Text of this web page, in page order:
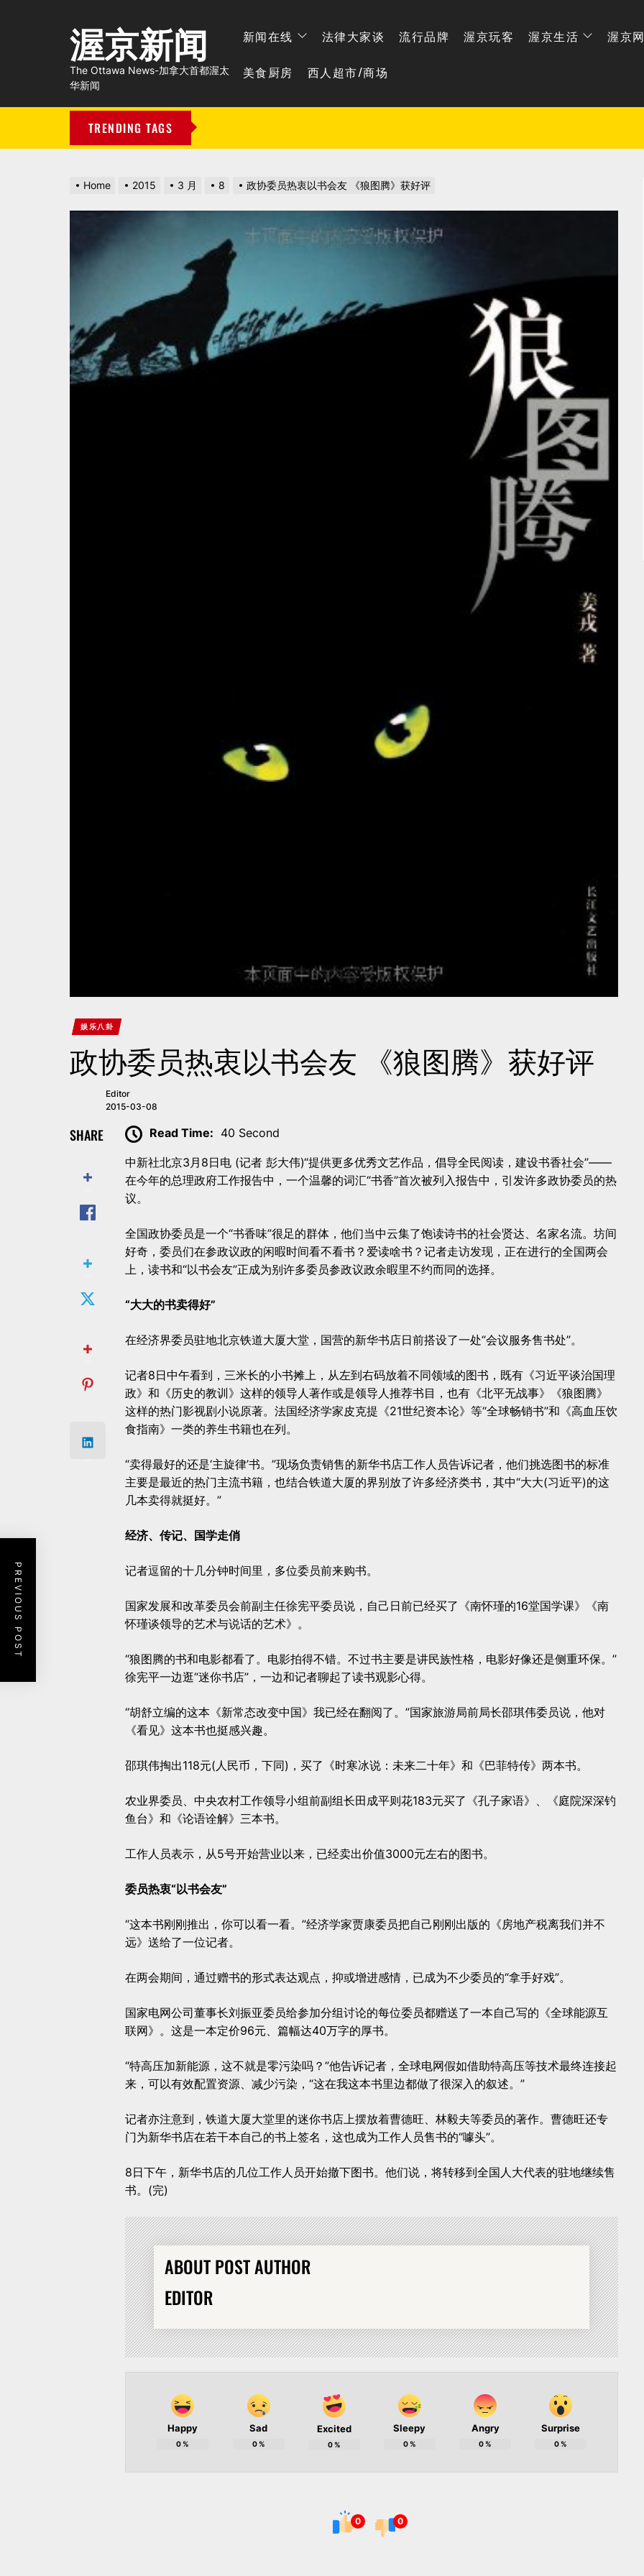
渥京新闻
The Ottawa News-加拿大首都渥太
华新闻
新闻在线 法律大家谈 流行品牌 渥京玩客 渥京生活 渥京
美食厨房 西人超市/商场
TRENDING TAGS
Home 2015 3 月 8 政协委员热衷以书会友 《狼图腾》获好评
娱乐八卦
政协委员热衷以书会友 《狼图腾》获好评
Editor
2015-03-08
SHARE Read Time: 40 Second
中新社北京3月8日电 (记者 彭大伟)“提供更多优秀文艺作品，倡导全民阅读，建设书香社会”——
在今年的总理政府工作报告中，一个温馨的词汇“书香”首次被列入报告中，引发许多政协委员的热
议。
全国政协委员是一个“书香味”很足的群体，他们当中云集了饱读诗书的社会贤达、名家名流。坊间
好奇，委员们在参政议政的闲暇时间看不看书？爱读啥书？记者走访发现，正在进行的全国两会
上，读书和“以书会友”正成为别许多委员参政议政余暇里不约而同的选择。
“大大的书卖得好”
在经济界委员驻地北京铁道大厦大堂，国营的新华书店日前搭设了一处“会议服务售书处”。
记者8日中午看到，三米长的小书摊上，从左到右码放着不同领域的图书，既有《习近平谈治国理
政》和《历史的教训》这样的领导人著作或是领导人推荐书目，也有《北平无战事》《狼图腾》
这样的热门影视剧小说原著。法国经济学家皮克提《21世纪资本论》等“全球畅销书”和《高血压饮
食指南》一类的养生书籍也在列。
“卖得最好的还是‘主旋律’书。”现场负责销售的新华书店工作人员告诉记者，他们挑选图书的标准
主要是最近的热门主流书籍，也结合铁道大厦的界别放了许多经济类书，其中“大大(习近平)的这
几本卖得就挺好。”
经济、传记、国学走俏
记者逗留的十几分钟时间里，多位委员前来购书。
国家发展和改革委员会前副主任徐宪平委员说，自己日前已经买了《南怀瑾的16堂国学课》《南
怀瑾谈领导的艺术与说话的艺术》。
“狼图腾的书和电影都看了。电影拍得不错。不过书主要是讲民族性格，电影好像还是侧重环保。”
徐宪平一边逛“迷你书店”，一边和记者聊起了读书观影心得。
“胡舒立编的这本《新常态改变中国》我已经在翻阅了。”国家旅游局前局长邵琪伟委员说，他对
《看见》这本书也挺感兴趣。
邵琪伟掏出118元(人民币，下同)，买了《时寒冰说：未来二十年》和《巴菲特传》两本书。
农业界委员、中央农村工作领导小组前副组长田成平则花183元买了《孔子家语》、《庭院深深钓
鱼台》和《论语诠解》三本书。
工作人员表示，从5号开始营业以来，已经卖出价值3000元左右的图书。
委员热衷“以书会友”
“这本书刚刚推出，你可以看一看。”经济学家贾康委员把自己刚刚出版的《房地产税离我们并不
远》送给了一位记者。
在两会期间，通过赠书的形式表达观点，抑或增进感情，已成为不少委员的“拿手好戏”。
国家电网公司董事长刘振亚委员给参加分组讨论的每位委员都赠送了一本自己写的《全球能源互
联网》。这是一本定价96元、篇幅达40万字的厚书。
“特高压加新能源，这不就是零污染吗？”他告诉记者，全球电网假如借助特高压等技术最终连接起
来，可以有效配置资源、减少污染，“这在我这本书里边都做了很深入的叙述。”
记者亦注意到，铁道大厦大堂里的迷你书店上摆放着曹德旺、林毅夫等委员的著作。曹德旺还专
门为新华书店在若干本自己的书上签名，这也成为工作人员售书的“噱头”。
8日下午，新华书店的几位工作人员开始撤下图书。他们说，将转移到全国人大代表的驻地继续售
书。(完)
ABOUT POST AUTHOR
EDITOR
Happy
0%
Sad
0%
Excited
0%
Sleepy
0%
Angry
0%
Surprise
0%
0 0
PREVIOUS POST